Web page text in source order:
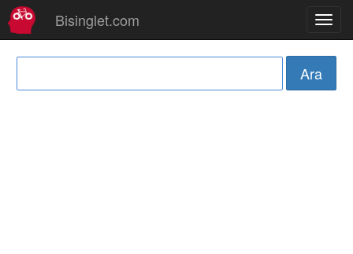
Bisinglet.com